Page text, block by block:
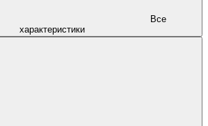
характеристики